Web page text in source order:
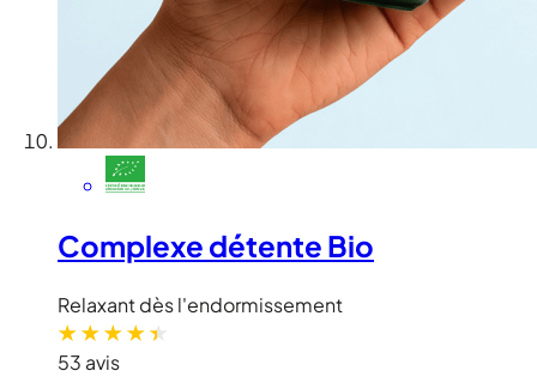
Complexe détente Bio
Relaxant dès l'endormissement
53 avis